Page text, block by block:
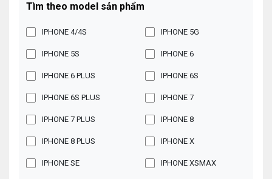
Tìm theo model sản phẩm
IPHONE 4/4S IPHONE 5G
IPHONE 5S IPHONE 6
IPHONE 6 PLUS IPHONE 6S
IPHONE 6S PLUS IPHONE 7
IPHONE 7 PLUS IPHONE 8
IPHONE 8 PLUS IPHONE X
IPHONE SE IPHONE XSMAX